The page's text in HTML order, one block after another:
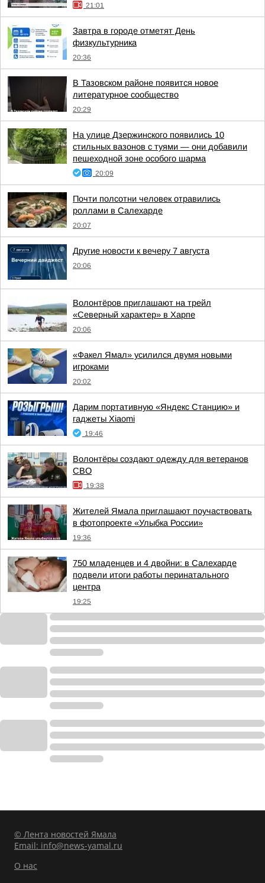
21:01
Завтра в городе отметят День
физкультурника
20:36
В Тазовском районе появится новое
литературное сообщество
20:29
На улице Дзержинского появились 10
стильных вазонов с туями — они добавили
пешеходной зоне особого шарма
20:09
Почти полсотни человек отравились
роллами в Салехарде
20:07
Другие новости к вечеру 7 августа
20:06
Волонтёров приглашают на трейл
«Северный характер» в Харпе
20:06
«Факел Ямал» усилился двумя новыми
игроками
20:02
Дарим портативную «Яндекс Станцию» и
гаджеты Xiaomi
19:46
Волонтёры создают одежду для ветеранов
СВО
19:38
Жителей Ямала приглашают поучаствовать
в фотопроекте «Улыбка России»
19:36
750 младенцев и 4 двойни: в Салехарде
подвели итоги работы перинатального
центра
19:25
© Лента новостей Ямала
Email: info@news-yamal.ru
О нас